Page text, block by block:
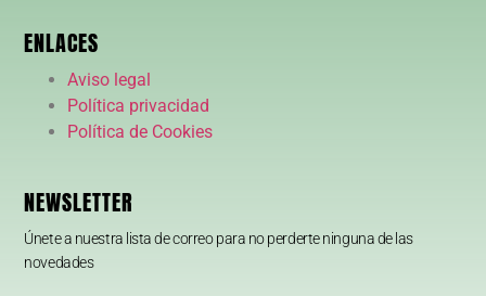
ENLACES
Aviso legal
Política privacidad
Política de Cookies
NEWSLETTER
Únete a nuestra lista de correo para no perderte ninguna de las
novedades